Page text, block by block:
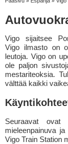
Vigo sijaitsee
Vigo ilmasto on
leutoja. Vigo on
ole paljon
mestariteoksia.
välttää kaikki
Seuraavat
mieleenpainuva
Vigo Train Station